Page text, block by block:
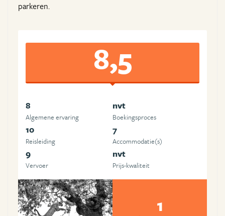
parkeren.
8,5
8
Algemene ervaring
nvt
Boekingsproces
10
Reisleiding
7
Accommodatie(s)
9
Vervoer
nvt
Prijs-kwaliteit
1